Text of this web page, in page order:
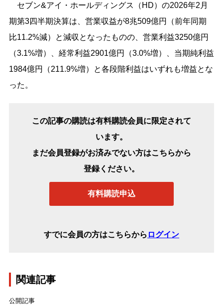
セブン&アイ・ホールディングス（HD）の2026年2月
期第3四半期決算は、営業収益が8兆509億円（前年同期
比11.2%減）と減収となったものの、営業利益3250億円
（3.1%増）、経常利益2901億円（3.0%増）、当期純利益
1984億円（211.9%増）と各段階利益はいずれも増益とな
った。
この記事の購読は有料購読会員に限定されて
います。
まだ会員登録がお済みでない方はこちらから
登録ください。
有料購読申込
すでに会員の方はこちらから ログイン
関連記事
公開記事